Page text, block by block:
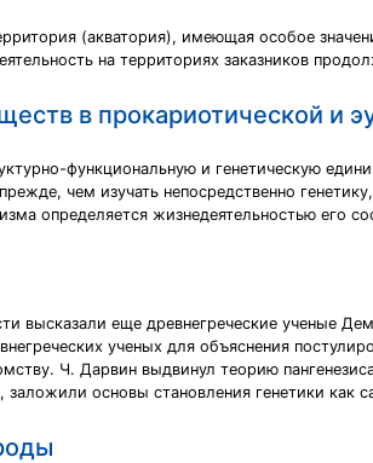
(акватория), имеющая особое
на территориях заказников
в прокариотической и
функциональную и генетическую
чем изучать непосредственно
определяется жизнедеятельностью его
высказали еще древнегреческие ученые
ученых для объяснения
Ч. Дарвин выдвинул теорию
основы становления генетики как